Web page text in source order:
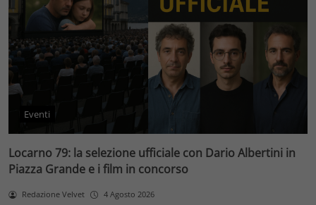
Eventi
Locarno 79: la selezione ufficiale con Dario Albertini in
Piazza Grande e i film in concorso
Redazione Velvet 4 Agosto 2026